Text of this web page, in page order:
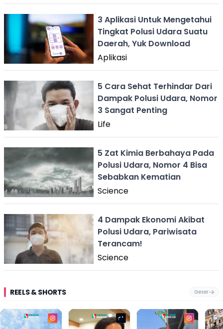
3 Aplikasi Untuk Mengetahui
Tingkat Polusi Udara Suatu
Daerah, Yuk Download
Aplikasi
5 Cara Sehat Terhindar Dari
Dampak Polusi Udara, Nomor
3 Sangat Penting
Life
5 Zat Kimia Berbahaya Pada
Polusi Udara, Nomor 4 Bisa
Sebabkan Kematian
Science
4 Dampak Ekonomi Akibat
Polusi Udara, Pariwisata
Terancam!
Science
REELS & SHORTS Geser